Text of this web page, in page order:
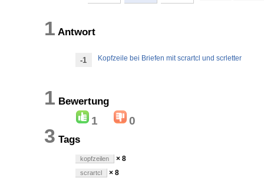
1 Antwort
-1 Kopfzeile bei Briefen mit scrartcl und scrletter
1 Bewertung
1 0
3 Tags
kopfzeilen × 8
scrartcl × 8